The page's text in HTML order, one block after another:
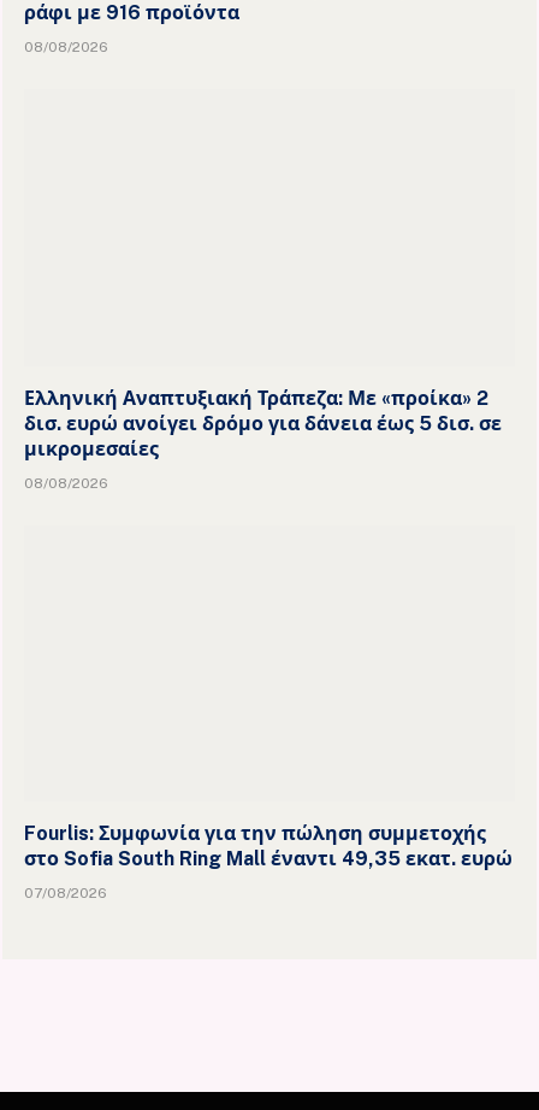
ράφι με 916 προϊόντα
08/08/2026
Ελληνική Αναπτυξιακή Τράπεζα: Με «προίκα» 2
δισ. ευρώ ανοίγει δρόμο για δάνεια έως 5 δισ. σε
μικρομεσαίες
08/08/2026
Fourlis: Συμφωνία για την πώληση συμμετοχής
στο Sofia South Ring Mall έναντι 49,35 εκατ. ευρώ
07/08/2026